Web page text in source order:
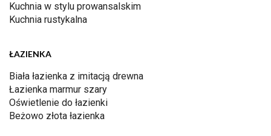
Kuchnia w stylu prowansalskim
Kuchnia rustykalna
ŁAZIENKA
Biała łazienka z imitacją drewna
Łazienka marmur szary
Oświetlenie do łazienki
Beżowo złota łazienka